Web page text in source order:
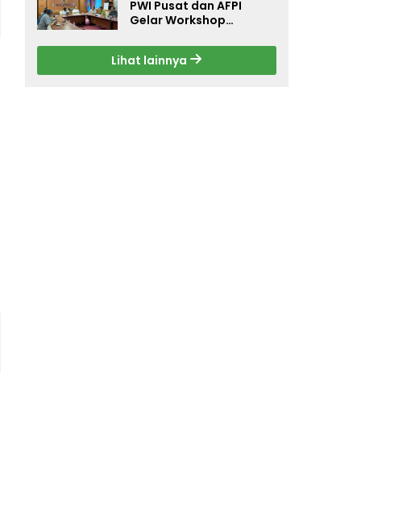
PWI Pusat dan AFPI
Gelar Workshop
Inklusi Keuangan, dan
Perlindungan Publik
Lihat lainnya